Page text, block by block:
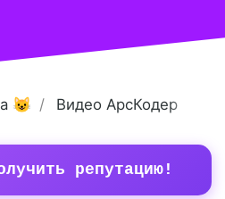
😺 Видео АрсКодер
репутацию!